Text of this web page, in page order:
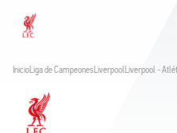
Now live
InicioLiga de CampeonesLiverpoolLiverpool -